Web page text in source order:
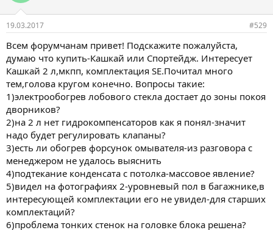
19.03.2017 #529
Всем форумчанам привет! Подскажите пожалуйста,
думаю что купить-Кашкай или Спортейдж. Интересует
Кашкай 2 л,мкпп, комплектация SE.Почитал много
тем,голова кругом конечно. Вопросы такие:
1)электрообогрев лобового стекла достает до зоны покоя
дворников?
2)на 2 л нет гидрокомпенсаторов как я понял-значит
надо будет регулировать клапаны?
3)есть ли обогрев форсунок омывателя-из разговора с
менеджером не удалось выяснить
4)подтекание конденсата с потолка-массовое явление?
5)видел на фотографиях 2-уровневый пол в багажнике,в
интересующей комплектации его не увидел-для старших
комплектаций?
6)проблема тонких стенок на головке блока решена?